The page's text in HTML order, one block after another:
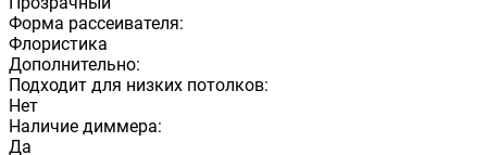
Форма рассеивателя:
Флористика
Дополнительно:
Подходит для низких потолков:
Нет
Наличие диммера:
Да